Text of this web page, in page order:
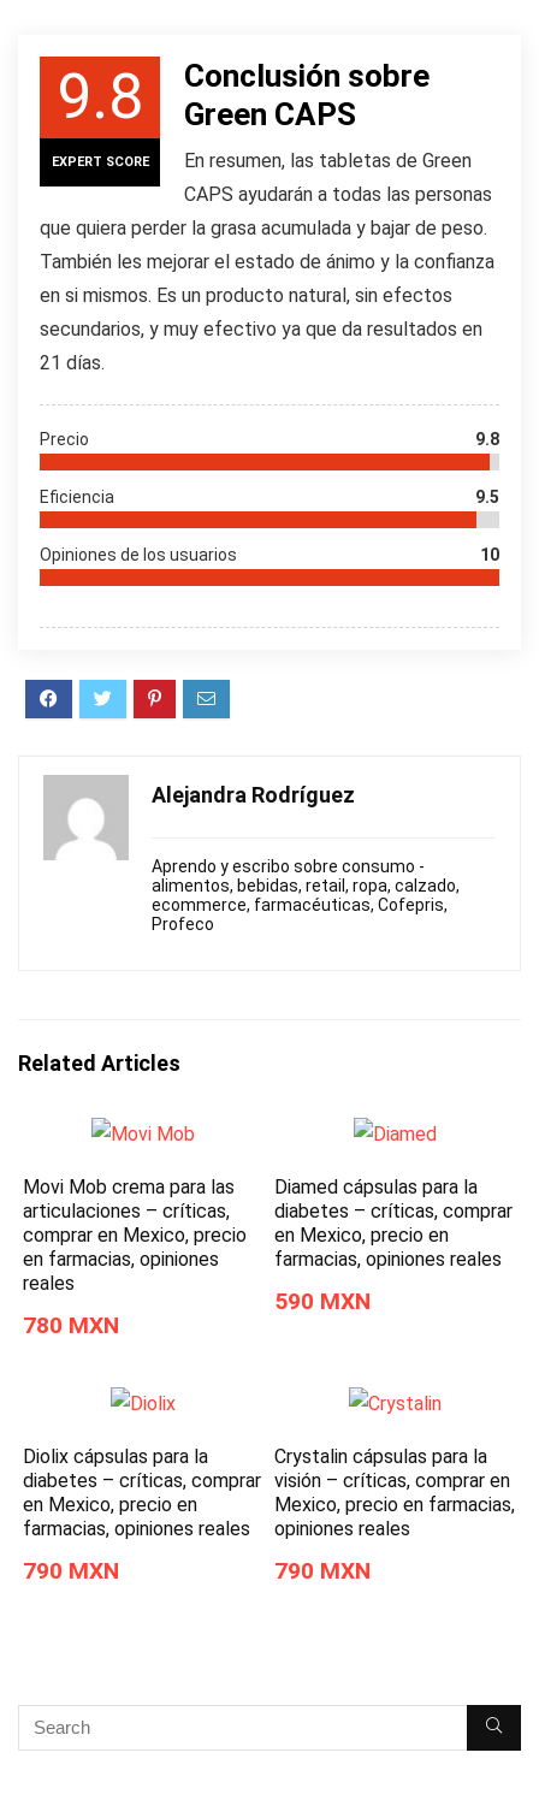
9.8
EXPERT SCORE
Conclusión sobre
Green CAPS
En resumen, las tabletas de Green
CAPS ayudarán a todas las personas
que quiera perder la grasa acumulada y bajar de peso.
También les mejorar el estado de ánimo y la confianza
en si mismos. Es un producto natural, sin efectos
secundarios, y muy efectivo ya que da resultados en
21 días.
Precio 9.8
Eficiencia 9.5
Opiniones de los usuarios 10
Alejandra Rodríguez
Aprendo y escribo sobre consumo -
alimentos, bebidas, retail, ropa, calzado,
ecommerce, farmacéuticas, Cofepris,
Profeco
Related Articles
Movi Mob crema para las
articulaciones – críticas,
comprar en Mexico, precio
en farmacias, opiniones
reales
780 MXN
Diamed cápsulas para la
diabetes – críticas, comprar
en Mexico, precio en
farmacias, opiniones reales
590 MXN
Diolix cápsulas para la
diabetes – críticas, comprar
en Mexico, precio en
farmacias, opiniones reales
790 MXN
Crystalin cápsulas para la
visión – críticas, comprar en
Mexico, precio en farmacias,
opiniones reales
790 MXN